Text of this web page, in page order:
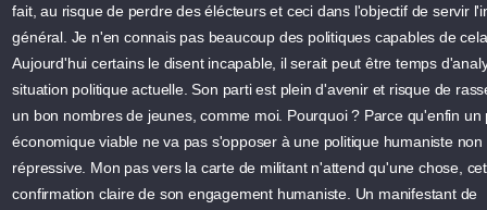
fait, au risque de perdre des élécteurs et ceci dans l'objectif de servir
général. Je n'en connais pas beaucoup des politiques capables de
Aujourd'hui certains le disent incapable, il serait peut être temps
situation politique actuelle. Son parti est plein d'avenir et risque de
un bon nombres de jeunes, comme moi. Pourquoi ? Parce qu'enfin un
économique viable ne va pas s'opposer à une politique humaniste non
répressive. Mon pas vers la carte de militant n'attend qu'une chose,
confirmation claire de son engagement humaniste. Un manifestant de